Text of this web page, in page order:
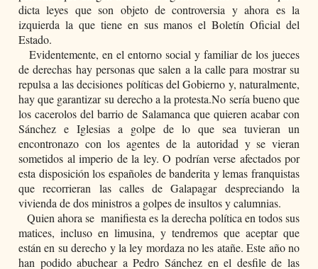
dicta leyes que son objeto de controversia y ahora es la
izquierda la que tiene en sus manos el Boletín Oficial del
Estado.
de derechas hay personas que salen a la calle para mostrar su
repulsa a las decisiones políticas del Gobierno y, naturalmente,
hay que garantizar su derecho a la protesta.No sería bueno que
los cacerolos del barrio de Salamanca que quieren acabar con
Sánchez e Iglesias a golpe de lo que sea tuvieran un
encontronazo con los agentes de la autoridad y se vieran
sometidos al imperio de la ley. O podrían verse afectados por
esta disposición los españoles de banderita y lemas franquistas
que recorrieran las calles de Galapagar despreciando la
vivienda de dos ministros a golpes de insultos y calumnias.
   Quien ahora se  manifiesta es la derecha política en todos sus
matices, incluso en limusina, y tendremos que aceptar que
están en su derecho y la ley mordaza no les atañe. Este año no
han podido abuchear a Pedro Sánchez en el desfile de las